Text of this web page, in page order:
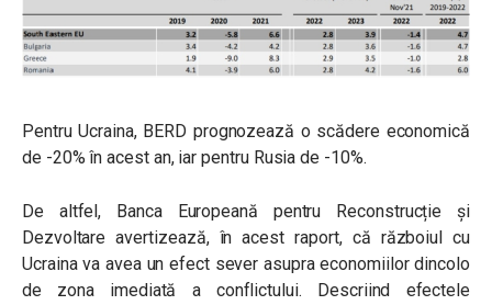
Pentru Ucraina, BERD prognozează o scădere economică
de -20% în acest an, iar pentru Rusia de -10%.
De altfel, Banca Europeană pentru Reconstrucție și
Dezvoltare avertizează, în acest raport, că războiul cu
Ucraina va avea un efect sever asupra economiilor dincolo
de zona imediată a conflictului. Descriind efectele